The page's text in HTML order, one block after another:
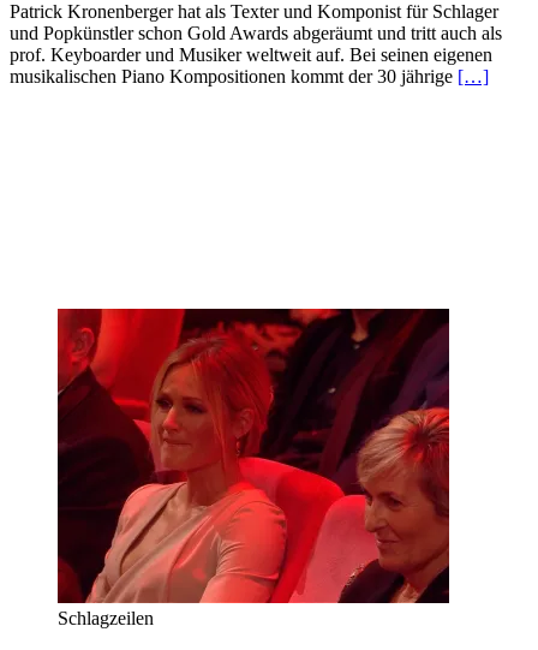
Patrick Kronenberger hat als Texter und Komponist für Schlager
und Popkünstler schon Gold Awards abgeräumt und tritt auch als
prof. Keyboarder und Musiker weltweit auf. Bei seinen eigenen
musikalischen Piano Kompositionen kommt der 30 jährige […]
Schlagzeilen